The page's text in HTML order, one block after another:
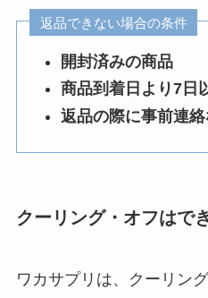
返品できない場合の条件
開封済みの商品
商品到着日より7日
返品の際に事前連絡
クーリング・オフはで
ワカサプリは、クーリン